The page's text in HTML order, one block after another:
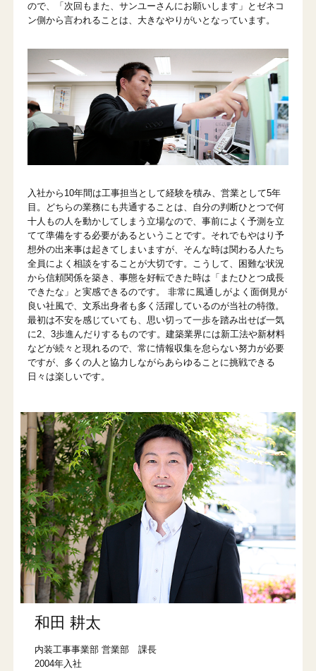
ので、「次回もまた、サンユーさんにお願いします」とゼネコ
ン側から言われることは、大きなやりがいとなっています。
入社から10年間は工事担当として経験を積み、営業として5年
目。どちらの業務にも共通することは、自分の判断ひとつで何
十人もの人を動かしてしまう立場なので、事前によく予測を立
てて準備をする必要があるということです。それでもやはり予
想外の出来事は起きてしまいますが、そんな時は関わる人たち
全員によく相談をすることが大切です。こうして、困難な状況
から信頼関係を築き、事態を好転できた時は「またひとつ成長
できたな」と実感できるのです。 非常に風通しがよく面倒見が
良い社風で、文系出身者も多く活躍しているのが当社の特徴。
最初は不安を感じていても、思い切って一歩を踏み出せば一気
に2、3歩進んだりするものです。建築業界には新工法や新材料
などが続々と現れるので、常に情報収集を怠らない努力が必要
ですが、多くの人と協力しながらあらゆることに挑戦できる
日々は楽しいです。
和田 耕太
内装工事事業部 営業部 課長
2004年入社